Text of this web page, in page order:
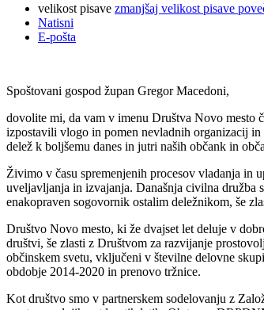
velikost pisave zmanjšaj velikost pisave
Natisni
E-pošta
Spoštovani gospod župan Gregor Macedoni,
dovolite mi, da vam v imenu Društva Novo mesto
izpostavili vlogo in pomen nevladnih organizacij
delež k boljšemu danes in jutri naših občank in
Živimo v času spremenjenih procesov vladanja in
uveljavljanja in izvajanja. Današnja civilna
enakopraven sogovornik ostalim deležnikom, še
Društvo Novo mesto, ki že dvajset let deluje v
društvi, še zlasti z Društvom za razvijanje
občinskem svetu, vključeni v številne delovne
obdobje 2014-2020 in prenovo tržnice.
Kot društvo smo v partnerskem sodelovanju z